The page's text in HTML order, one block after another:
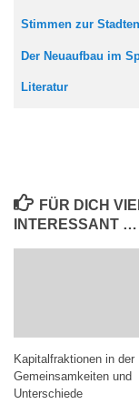
Stimmen zur
Der Neuaufbau im
Literatur
FÜR DICH
INTERESSANT …
Kapitalfraktionen in der
Gemeinsamkeiten und
Unterschiede